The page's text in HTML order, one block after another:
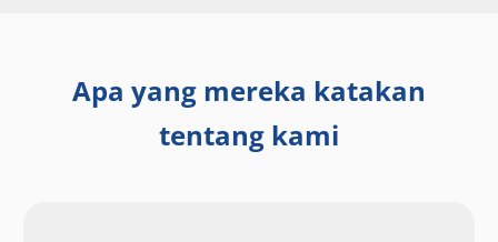
Apa yang mereka katakan
tentang kami